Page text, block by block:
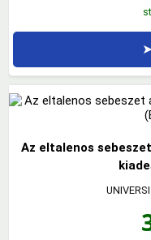
➤
Az eltalenos